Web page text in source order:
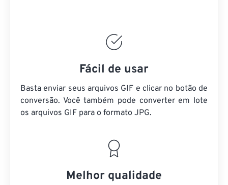
Fácil de usar
Basta enviar seus arquivos GIF e clicar no botão de
conversão. Você também pode converter em lote
os arquivos GIF para o formato JPG.
Melhor qualidade